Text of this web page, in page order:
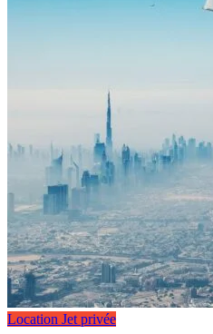
Location Jet privée